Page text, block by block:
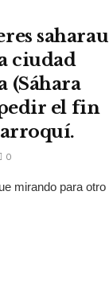
ciudad
(Sáhara
el fin
0
mirando para otro